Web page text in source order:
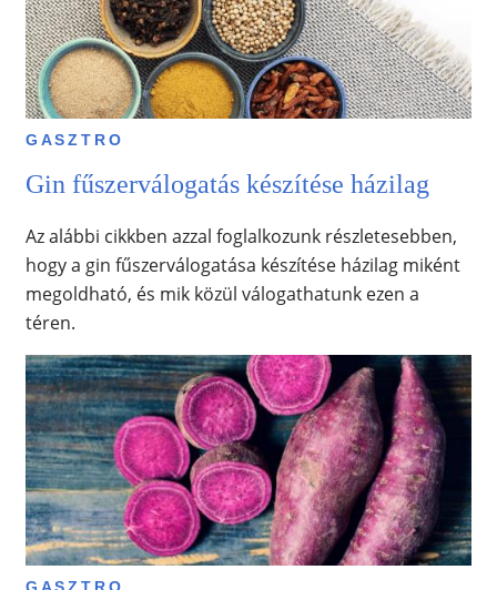
GASZTRO
Gin fűszerválogatás készítése házilag
Az alábbi cikkben azzal foglalkozunk részletesebben,
hogy a gin fűszerválogatása készítése házilag miként
megoldható, és mik közül válogathatunk ezen a
téren.